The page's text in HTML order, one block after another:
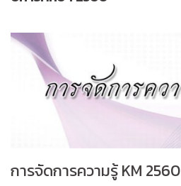
การจัดการความรู้ KM 2560